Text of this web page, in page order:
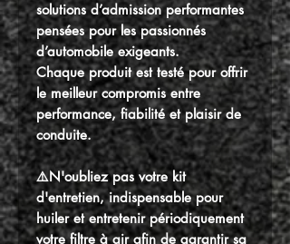
solutions d’admission performantes
pensées pour les passionnés
d’automobile exigeants.
Chaque produit est testé pour offrir
le meilleur compromis entre
performance, fiabilité et plaisir de
conduite.
⚠️N'oubliez pas votre kit
d'entretien, indispensable pour
huiler et entretenir périodiquement
votre filtre à air afin de garantir sa